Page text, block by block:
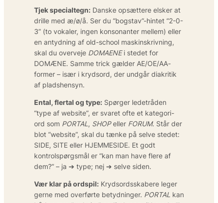
Tjek specialtegn: Danske opsættere elsker at
drille med æ/ø/å. Ser du “bogstav”-hintet “2-0-
3” (to vokaler, ingen konsonanter mellem) eller
en antydning af old-school maskinskrivning,
skal du overveje DOMAENEi stedet for
DOMÆNE. Samme trick gælder AE/OE/AA-
former – især i krydsord, der undgår diakritik
af pladshensyn.
Ental, flertal og type: Spørger ledetråden
“type af website”, er svaret ofte et kategori-
ord som PORTAL , SHOPeller FORUM. Står der
blot “website”, skal du tænke på selve stedet:
SIDE, SITE eller HJEMMESIDE. Et godt
kontrolspørgsmål er “kan man have flere af
dem?” – ja ➔ type; nej ➔ selve siden.
Vær klar på ordspil: Krydsordsskabere leger
gerne med overførte betydninger. PORTAL kan